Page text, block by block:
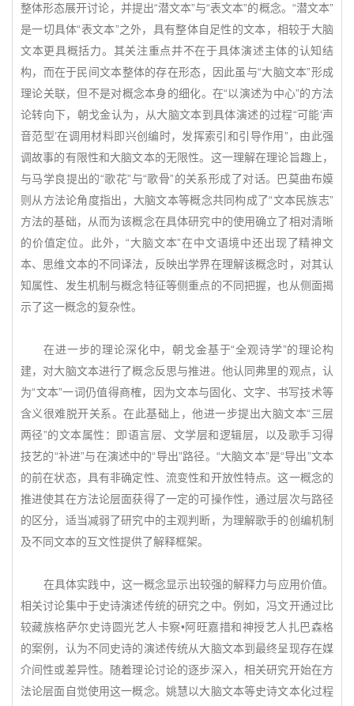
整体形态展开讨论，并提出“潜文本”与“表文本”的概念。“潜文本”
是一切具体“表文本”之外，具有整体自足性的文本，相较于大脑
文本更具概括力。其关注重点并不在于具体演述主体的认知结
构，而在于民间文本整体的存在形态，因此虽与“大脑文本”形成
理论关联，但不是对概念本身的细化。在“以演述为中心”的方法
论转向下，朝戈金认为，从大脑文本到具体演述的过程“可能‘声
音范型’在调用材料即兴创编时，发挥索引和引导作用”，由此强
调故事的有限性和大脑文本的无限性。这一理解在理论旨趣上，
与马学良提出的“歌花”与“歌骨”的关系形成了对话。巴莫曲布嫫
则从方法论角度指出，大脑文本等概念共同构成了“文本民族志”
方法的基础，从而为该概念在具体研究中的使用确立了相对清晰
的价值定位。此外，“大脑文本”在中文语境中还出现了精神文
本、思维文本的不同译法，反映出学界在理解该概念时，对其认
知属性、发生机制与概念特征等侧重点的不同把握，也从侧面揭
示了这一概念的复杂性。
在进一步的理论深化中，朝戈金基于“全观诗学”的理论构
建，对大脑文本进行了概念反思与推进。他认同弗里的观点，认
为“文本”一词仍值得商榷，因为文本与固化、文字、书写技术等
含义很难脱开关系。在此基础上，他进一步提出大脑文本“三层
两径”的文本属性：即语言层、文学层和逻辑层，以及歌手习得
技艺的“补进”与在演述中的“导出”路径。“大脑文本”是“导出”文本
的前在状态，具有非确定性、流变性和开放性特点。这一概念的
推进使其在方法论层面获得了一定的可操作性，通过层次与路径
的区分，适当减弱了研究中的主观判断，为理解歌手的创编机制
及不同文本的互文性提供了解释框架。
在具体实践中，这一概念显示出较强的解释力与应用价值。
相关讨论集中于史诗演述传统的研究之中。例如，冯文开通过比
较藏族格萨尔史诗圆光艺人卡察•阿旺嘉措和神授艺人扎巴森格
的案例，认为不同史诗的演述传统从大脑文本到最终呈现存在媒
介间性或差异性。随着理论讨论的逐步深入，相关研究开始在方
法论层面自觉使用这一概念。姚慧以大脑文本等史诗文本化过程